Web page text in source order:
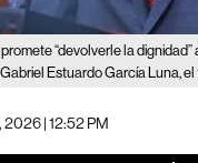
“devolverle la dignidad”
Estuardo García Luna, el
| 12:52 PM